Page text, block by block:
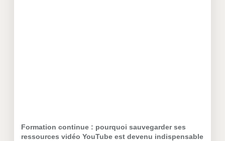
Formation continue : pourquoi sauvegarder ses
ressources vidéo YouTube est devenu indispensable